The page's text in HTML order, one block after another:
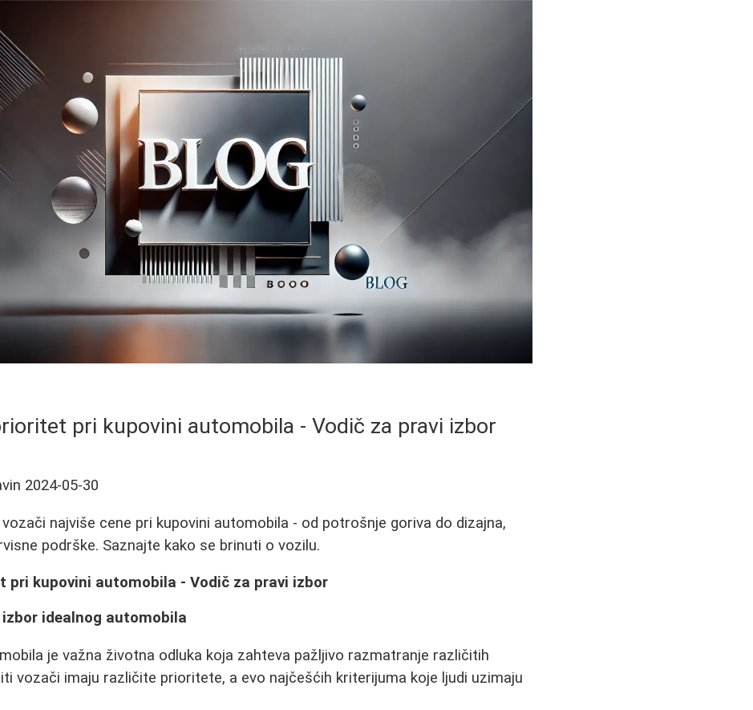
pri kupovini automobila - Vodič za pravi izbor
2024-05-30
najviše cene pri kupovini automobila - od potrošnje goriva do dizajna,
podrške. Saznajte kako se brinuti o vozilu.
pri kupovini automobila - Vodič za pravi izbor
idealnog automobila
je važna životna odluka koja zahteva pažljivo razmatranje različitih
vozači imaju različite prioritete, a evo najčešćih kriterijuma koje ljudi uzimaju